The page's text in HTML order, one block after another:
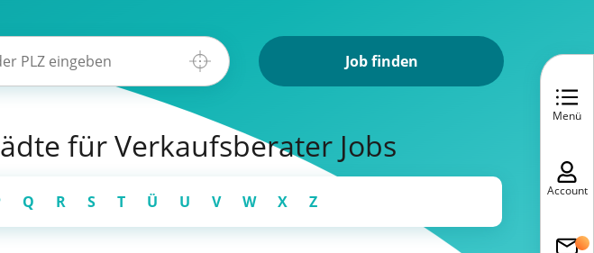
Job finden
für Verkaufsberater Jobs
Q R S T Ü U V W X Z
Menü
Account